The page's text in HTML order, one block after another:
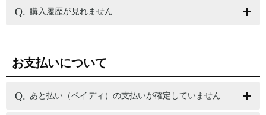
購入履歴が見れません
お支払いについて
あと払い（ペイディ）の支払いが確定していません